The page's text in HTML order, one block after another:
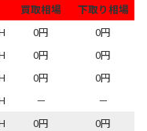
買取相場
下取り相場
0円
0円
0円
0円
0円
0円
－
－
0円
0円